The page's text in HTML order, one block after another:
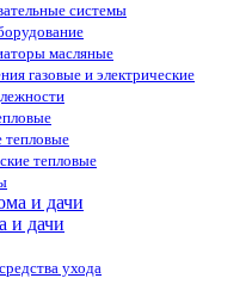
системы
масляные
газовые и электрические
тепловые
тепловые
и дачи
ухода